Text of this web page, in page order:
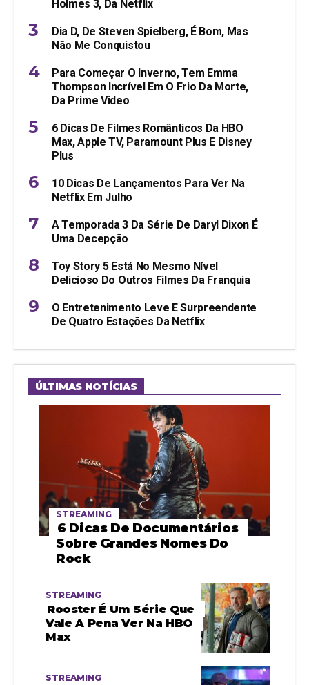
Holmes 3, Da Netflix
Dia D, De Steven Spielberg, É Bom, Mas
Não Me Conquistou
Para Começar O Inverno, Tem Emma
Thompson Incrível Em O Frio Da Morte,
Da Prime Video
6 Dicas De Filmes Românticos Da HBO
Max, Apple TV, Paramount Plus E Disney
Plus
10 Dicas De Lançamentos Para Ver Na
Netflix Em Julho
A Temporada 3 Da Série De Daryl Dixon É
Uma Decepção
Toy Story 5 Está No Mesmo Nível
Delicioso Do Outros Filmes Da Franquia
O Entretenimento Leve E Surpreendente
De Quatro Estações Da Netflix
ÚLTIMAS NOTÍCIAS
STREAMING
6 Dicas De Documentários
Sobre Grandes Nomes Do
Rock
STREAMING
Rooster É Um Série Que
Vale A Pena Ver Na HBO
Max
STREAMING